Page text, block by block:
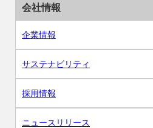
会社情報
企業情報
サステナビリティ
採用情報
ニュースリリース